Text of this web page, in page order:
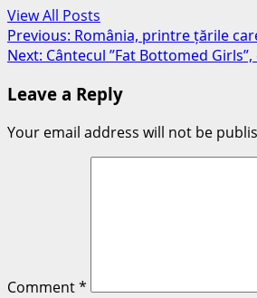
View All Posts
Post
navigation
Previous: România, printre țările
Next: Cântecul ”Fat Bottomed
Leave a Reply
Your email address will not be
Comment*